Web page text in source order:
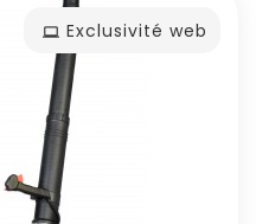
Exclusivité web